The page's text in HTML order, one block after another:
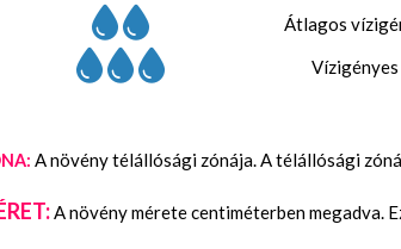
Átlagos
Vízigényes
A növény télállósági zónája. A télállósági
A növény mérete centiméterben megadva.